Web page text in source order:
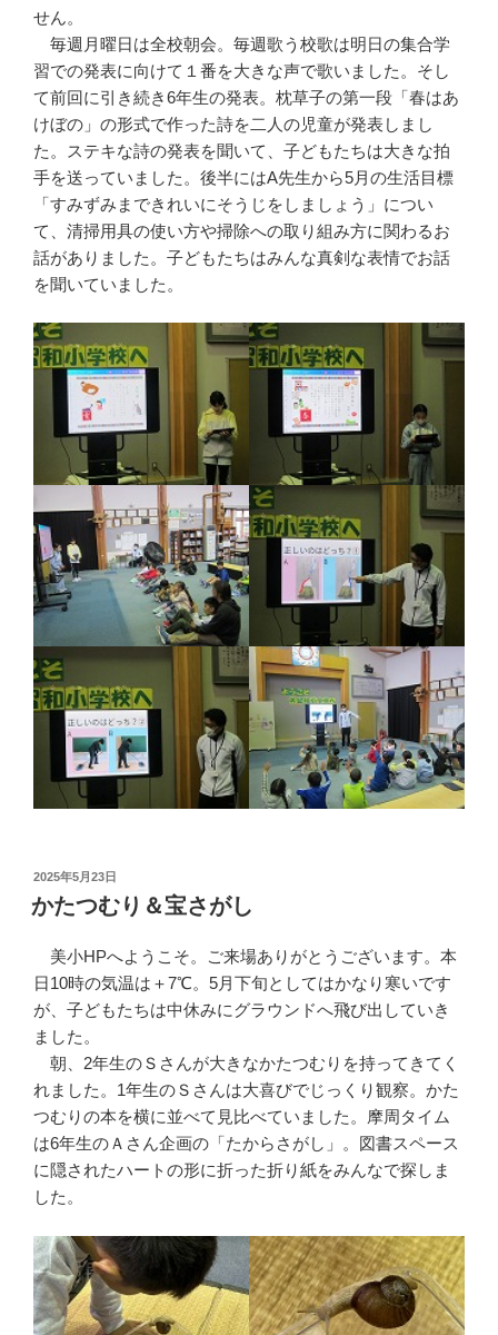
せん。
毎週月曜日は全校朝会。毎週歌う校歌は明日の集合学
習での発表に向けて１番を大きな声で歌いました。そし
て前回に引き続き6年生の発表。枕草子の第一段「春はあ
けぼの」の形式で作った詩を二人の児童が発表しまし
た。ステキな詩の発表を聞いて、子どもたちは大きな拍
手を送っていました。後半にはA先生から5月の生活目標
「すみずみまできれいにそうじをしましょう」につい
て、清掃用具の使い方や掃除への取り組み方に関わるお
話がありました。子どもたちはみんな真剣な表情でお話
を聞いていました。
投
稿
日:
2025年5月23日
かたつむり＆宝さがし
美小HPへようこそ。ご来場ありがとうございます。本
日10時の気温は＋7℃。5月下旬としてはかなり寒いです
が、子どもたちは中休みにグラウンドへ飛び出していき
ました。
朝、2年生のＳさんが大きなかたつむりを持ってきてく
れました。1年生のＳさんは大喜びでじっくり観察。かた
つむりの本を横に並べて見比べていました。摩周タイム
は6年生のＡさん企画の「たからさがし」。図書スペース
に隠されたハートの形に折った折り紙をみんなで探しま
した。